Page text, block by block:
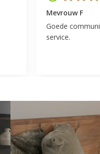
Mevrouw F
Goede
service.